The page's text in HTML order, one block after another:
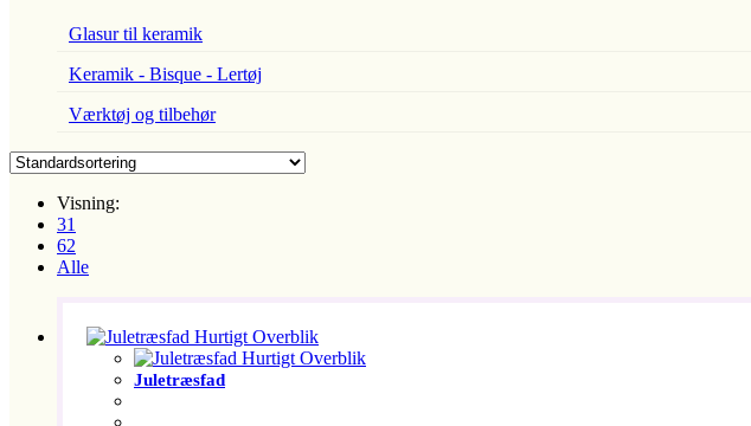
Glasur til keramik
Keramik - Bisque - Lertøj
Værktøj og tilbehør
Visning:
31
62
Alle
Hurtigt Overblik
Hurtigt Overblik
Juletræsfad